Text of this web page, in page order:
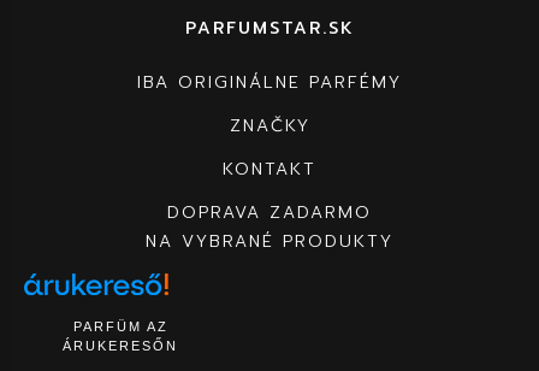
PARFUMSTAR.SK
IBA ORIGINÁLNE PARFÉMY
ZNAČKY
KONTAKT
DOPRAVA ZADARMO
NA VYBRANÉ PRODUKTY
PARFÜM AZ
ÁRUKERESŐN